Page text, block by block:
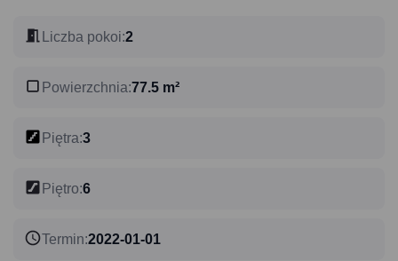
Liczba pokoi:2
Powierzchnia:77.5 m²
Piętra:3
Piętro:6
Termin:2022-01-01